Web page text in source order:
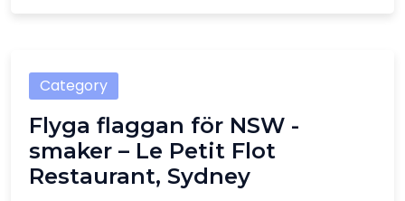
Category
Flyga flaggan för NSW -
smaker – Le Petit Flot
Restaurant, Sydney